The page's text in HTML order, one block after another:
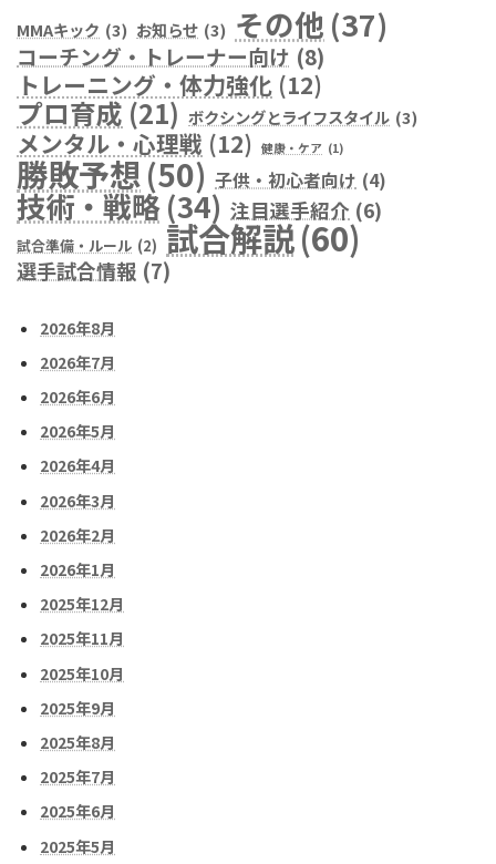
MMAキック (3) お知らせ (3) その他 (37)
コーチング・トレーナー向け (8)
トレーニング・体力強化 (12)
プロ育成 (21) ボクシングとライフスタイル (3)
メンタル・心理戦 (12) 健康・ケア (1)
勝敗予想(50) 子供・初心者向け (4)
技術・戦略(34) 注目選手紹介 (6)
試合準備・ルール (2) 試合解説(60)
選手試合情報 (7)
2026年8月
2026年7月
2026年6月
2026年5月
2026年4月
2026年3月
2026年2月
2026年1月
2025年12月
2025年11月
2025年10月
2025年9月
2025年8月
2025年7月
2025年6月
2025年5月